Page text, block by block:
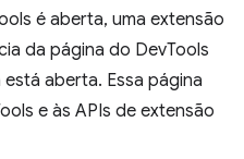
é aberta, uma extensão
da página do DevTools
aberta. Essa página
e às APIs de extensão